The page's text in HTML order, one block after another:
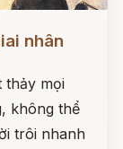
nhân
thảy mọi
không thể
trôi nhanh